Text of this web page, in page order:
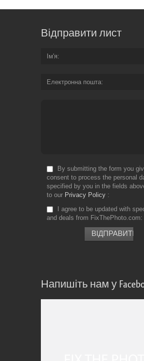
Відправити лист
Ім'я
Електронна пошта
By submitting the form you
consent to process the personal
specified by you in the fields
to our Privacy Policy
I agree to be updated with
and deals from FixThePhoto.com
Напишіть нам у